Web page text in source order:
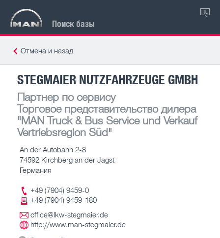
Поиск базы
RU
Отмена и назад
STEGMAIER NUTZFAHRZEUGE GMBH
Партнер по сервису
Торговое представительство дилера
"MAN Truck & Bus Service und Verkauf
Vertriebsregion Süd"
An der Autobahn 2-8
74592 Kirchberg an der Jagst
Германия
+49 (7904) 9459-0
+49 (7904) 9459-180
office@lkw-stegmaier.de
http://www.man-stegmaier.de